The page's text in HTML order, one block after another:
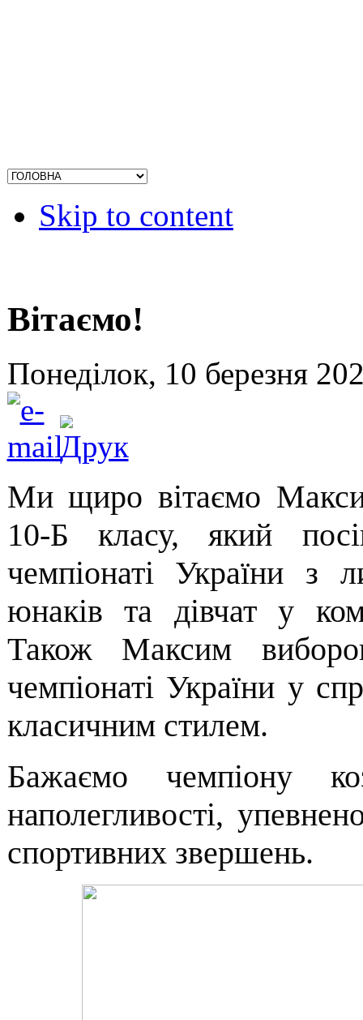
Skip to content
Вітаємо!
Понеділок, 10 березня
Ми щиро вітаємо
10-Б класу, який
чемпіонаті України з
юнаків та дівчат у
Також Максим
чемпіонаті України у
класичним стилем.
Бажаємо чемпіону
наполегливості,
спортивних звершень.